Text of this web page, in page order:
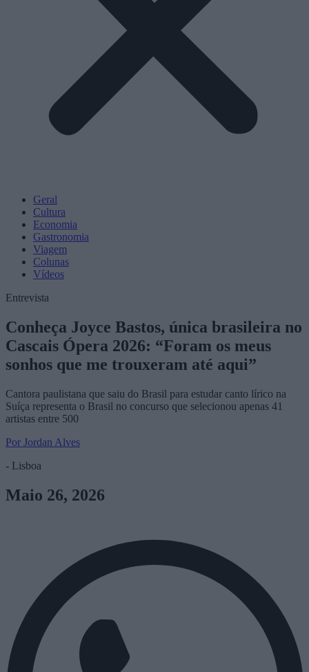
Geral
Cultura
Economia
Gastronomia
Viagem
Colunas
Vídeos
Entrevista
Conheça Joyce Bastos, única brasileira no
Cascais Ópera 2026: “Foram os meus
sonhos que me trouxeram até aqui”
Cantora paulistana que saiu do Brasil para estudar canto lírico na
Suíça representa o Brasil no concurso que selecionou apenas 41
artistas entre 500
Por Jordan Alves
- Lisboa
Maio 26, 2026